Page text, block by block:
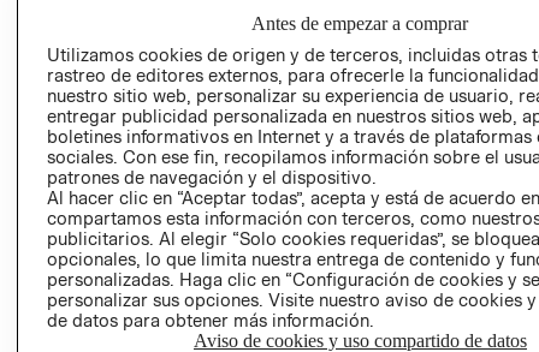
SOCIAL
PRENSA
RELACIÓN CON
INVERSIONISTAS
POLÍTICA
EMPRESARIAL
TIENDAS
- RETIRO EN
TIENDA
TÉRMINOS Y
CONDICIONES
AVISO DE
PRIVACIDAD
GIFT CARD
AVISO DE
COOKIES
Antes de empezar a comprar
Utilizamos cookies de origen y de terceros, incluidas otras
rastreo de editores externos, para ofrecerle la
nuestro sitio web, personalizar su experiencia de usuario,
entregar publicidad personalizada en nuestros sitios web,
boletines informativos en Internet y a través de plataformas
sociales. Con ese fin, recopilamos información sobre el
patrones de navegación y el dispositivo.
Al hacer clic en “Aceptar todas”, acepta y está de acuerdo
compartamos esta información con terceros, como
publicitarios. Al elegir “Solo cookies requeridas”, se
opcionales, lo que limita nuestra entrega de contenido y
personalizadas. Haga clic en “Configuración de cookies y
personalizar sus opciones. Visite nuestro aviso de cookies
de datos para obtener más información.
Aviso de cookies y uso compartido de datos